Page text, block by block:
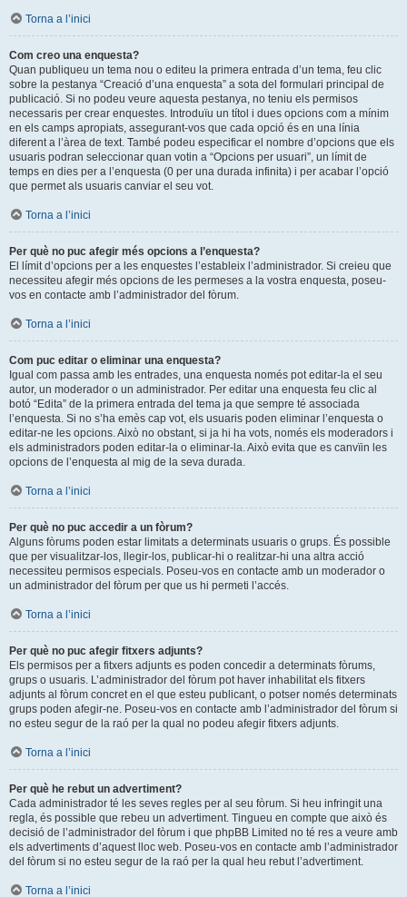
Torna a l’inici
Com creo una enquesta?
Quan publiqueu un tema nou o editeu la primera entrada d’un tema, feu clic
sobre la pestanya “Creació d’una enquesta” a sota del formulari principal de
publicació. Si no podeu veure aquesta pestanya, no teniu els permisos
necessaris per crear enquestes. Introduïu un títol i dues opcions com a mínim
en els camps apropiats, assegurant-vos que cada opció és en una línia
diferent a l’àrea de text. També podeu especificar el nombre d’opcions que els
usuaris podran seleccionar quan votin a “Opcions per usuari”, un límit de
temps en dies per a l’enquesta (0 per una durada infinita) i per acabar l’opció
que permet als usuaris canviar el seu vot.
Torna a l’inici
Per què no puc afegir més opcions a l’enquesta?
El límit d’opcions per a les enquestes l’estableix l’administrador. Si creieu que
necessiteu afegir més opcions de les permeses a la vostra enquesta, poseu-
vos en contacte amb l’administrador del fòrum.
Torna a l’inici
Com puc editar o eliminar una enquesta?
Igual com passa amb les entrades, una enquesta només pot editar-la el seu
autor, un moderador o un administrador. Per editar una enquesta feu clic al
botó “Edita” de la primera entrada del tema ja que sempre té associada
l’enquesta. Si no s’ha emès cap vot, els usuaris poden eliminar l’enquesta o
editar-ne les opcions. Això no obstant, si ja hi ha vots, només els moderadors i
els administradors poden editar-la o eliminar-la. Això evita que es canvïin les
opcions de l’enquesta al mig de la seva durada.
Torna a l’inici
Per què no puc accedir a un fòrum?
Alguns fòrums poden estar limitats a determinats usuaris o grups. És possible
que per visualitzar-los, llegir-los, publicar-hi o realitzar-hi una altra acció
necessiteu permisos especials. Poseu-vos en contacte amb un moderador o
un administrador del fòrum per que us hi permeti l’accés.
Torna a l’inici
Per què no puc afegir fitxers adjunts?
Els permisos per a fitxers adjunts es poden concedir a determinats fòrums,
grups o usuaris. L’administrador del fòrum pot haver inhabilitat els fitxers
adjunts al fòrum concret en el que esteu publicant, o potser només determinats
grups poden afegir-ne. Poseu-vos en contacte amb l’administrador del fòrum si
no esteu segur de la raó per la qual no podeu afegir fitxers adjunts.
Torna a l’inici
Per què he rebut un advertiment?
Cada administrador té les seves regles per al seu fòrum. Si heu infringit una
regla, és possible que rebeu un advertiment. Tingueu en compte que això és
decisió de l’administrador del fòrum i que phpBB Limited no té res a veure amb
els advertiments d’aquest lloc web. Poseu-vos en contacte amb l’administrador
del fòrum si no esteu segur de la raó per la qual heu rebut l’advertiment.
Torna a l’inici